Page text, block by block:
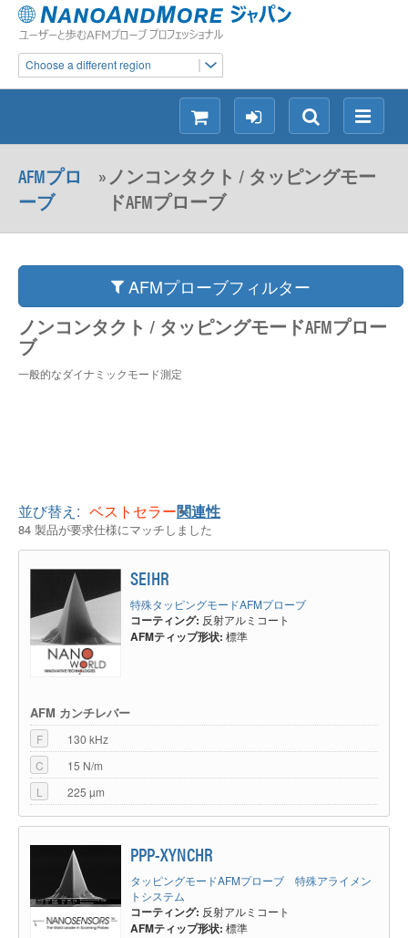
Choose a different region
メ
ニ
ュ
検
索
ロ
グ
イ
ン
シ
ョ
ッ
ピ
AFMプロ
ーブ
»ノンコンタクト / タッピングモー
ドAFMプローブ
AFMプローブフィルター
ノンコンタクト / タッピングモードAFMプロー
ブ
一般的なダイナミックモード測定
並び替え: ベストセラー関連性
84 製品が要求仕様にマッチしました
SEIHR
特殊タッピングモードAFMプローブ
コーティング: 反射アルミコート
AFMティップ形状: 標準
AFM カンチレバー
F
130 kHz
C
15 N/m
L
225 µm
PPP-XYNCHR
タッピングモードAFMプローブ 特殊アライメン
トシステム
コーティング: 反射アルミコート
AFMティップ形状: 標準